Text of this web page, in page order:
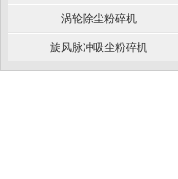
涡轮除尘粉碎机
旋风脉冲吸尘粉碎机